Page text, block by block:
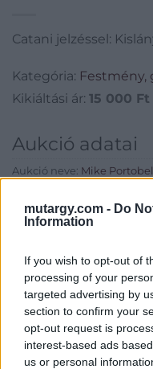
mutargy.com - Do
Information
If you wish to opt-out of
processing of your
targeted advertising by
section to confirm your
opt-out request is
interest-based ads
us or personal
Catani jelzéssel:
Kategória: Festmény,
Kikiáltási ár: 15 000 Ft
Aukció adatai
Aukció neve: Mike
Aukció dátuma: 2023.02.10
Aukció helye:https://
Tételszám: 21
Eladó adatai